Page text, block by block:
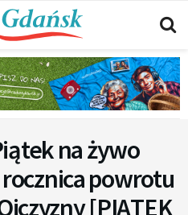
na żywo
powrotu
[PIĄTEK